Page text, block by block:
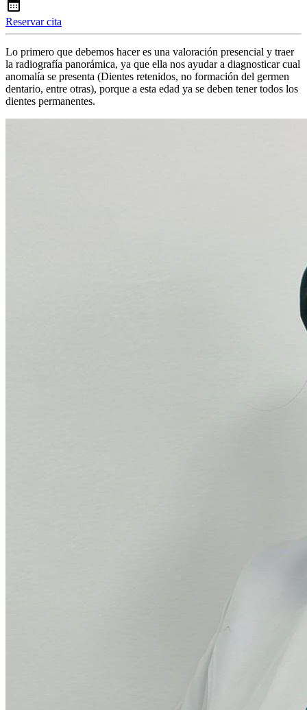
Reservar cita
Lo primero que debemos hacer es una valoración presencial y traer
la radiografía panorámica, ya que ella nos ayudar a diagnosticar cual
anomalía se presenta (Dientes retenidos, no formación del germen
dentario, entre otras), porque a esta edad ya se deben tener todos los
dientes permanentes.